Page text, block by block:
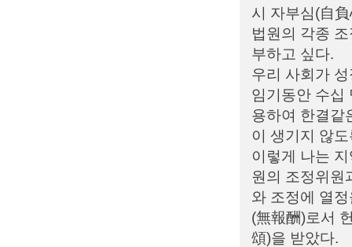
시 자부심(自
법원의 각종
부하고 싶다.
우리 사회가
임기동안 수십
용하여 한결같
이 생기지 않
이렇게 나는
원의 조정위원
와 조정에 열
(無報酬)로서
頌)을 받았다.